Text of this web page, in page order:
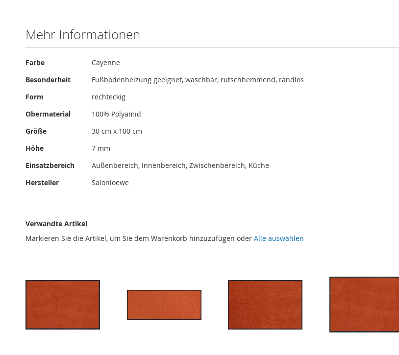
Mehr Informationen
Mehr
Farbe
Cayenne
Besonderheit
Fußbodenheizung geeignet, waschbar, rutschhemmend, randlos
Form
rechteckig
Obermaterial
100% Polyamid
Größe
30 cm x 100 cm
Höhe
7 mm
Einsatzbereich
Außenbereich, Innenbereich, Zwischenbereich, Küche
Hersteller
Salonloewe
Verwandte Artikel
Markieren Sie die Artikel, um Sie dem Warenkorb hinzuzufügen oder Alle auswählen